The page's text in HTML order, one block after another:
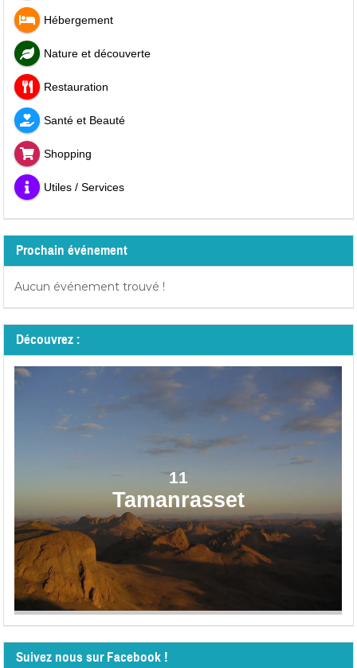
Hébergement
Nature et découverte
Restauration
Santé et Beauté
Shopping
Utiles / Services
Prochain événement
Aucun événement trouvé !
Découvrez :
11
Tamanrasset
Suivez nous sur Facebook !